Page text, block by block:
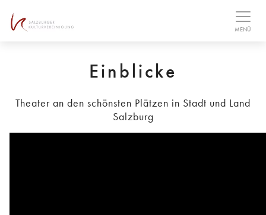
MENÜ
Einblicke
Theater an den schönsten Plätzen in Stadt und Land
Salzburg